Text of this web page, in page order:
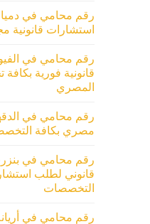
رقم محامي في
استشارات قانونية
رقم محامي في
قانونية فورية
المصري
رقم محامي في
مصري بكافة
رقم محامي في
قانوني لطلب
التخصصات
رقم محامي في